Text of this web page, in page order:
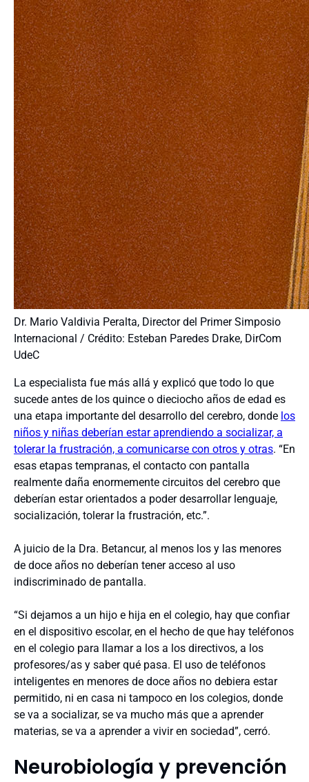
Dr. Mario Valdivia Peralta, Director del Primer Simposio
Internacional / Crédito: Esteban Paredes Drake, DirCom
UdeC
La especialista fue más allá y explicó que todo lo que
sucede antes de los quince o dieciocho años de edad es
una etapa importante del desarrollo del cerebro, donde los
niños y niñas deberían estar aprendiendo a socializar, a
tolerar la frustración, a comunicarse con otros y otras. “En
esas etapas tempranas, el contacto con pantalla
realmente daña enormemente circuitos del cerebro que
deberían estar orientados a poder desarrollar lenguaje,
socialización, tolerar la frustración, etc.”.
A juicio de la Dra. Betancur, al menos los y las menores
de doce años no deberían tener acceso al uso
indiscriminado de pantalla.
“Si dejamos a un hijo e hija en el colegio, hay que confiar
en el dispositivo escolar, en el hecho de que hay teléfonos
en el colegio para llamar a los a los directivos, a los
profesores/as y saber qué pasa. El uso de teléfonos
inteligentes en menores de doce años no debiera estar
permitido, ni en casa ni tampoco en los colegios, donde
se va a socializar, se va mucho más que a aprender
materias, se va a aprender a vivir en sociedad”, cerró.
Neurobiología y prevención